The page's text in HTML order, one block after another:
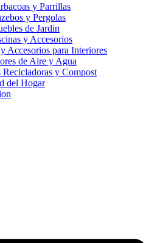
y Parrillas
y Pergolas
de Jardin
y Accesorios
Accesorios para Interiores
de Aire y Agua
Recicladoras y Compost
del Hogar